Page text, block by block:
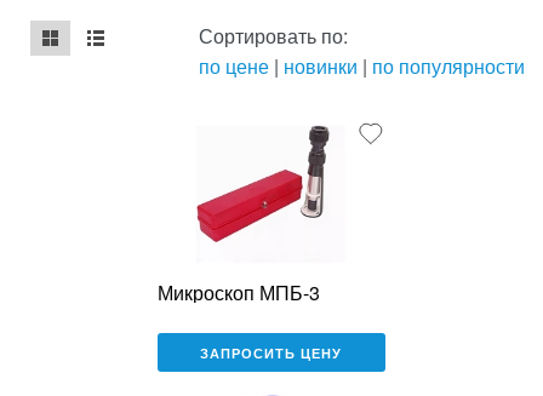
mse2_chunk_default
mse2_chunk_alternate
Сортировать по:
по цене | новинки | по популярности
Микроскоп МПБ-3
ЗАПРОСИТЬ ЦЕНУ